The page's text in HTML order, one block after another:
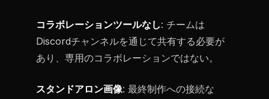
コラボレーションツールなし: チームは
Discordチャンネルを通じて共有する必要が
あり、専用のコラボレーションではない。
スタンドアロン画像: 最終制作への接続な